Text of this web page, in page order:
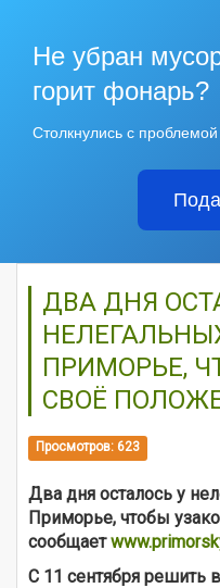
Не убран
горит фонарь?
Столкнулись с
ДВА ДНЯ
ПРИМОРЬЕ,
СВОЁ
Просмотров: 623
Два дня осталось у
Приморье, чтобы
сообщает
С 11 сентября решить